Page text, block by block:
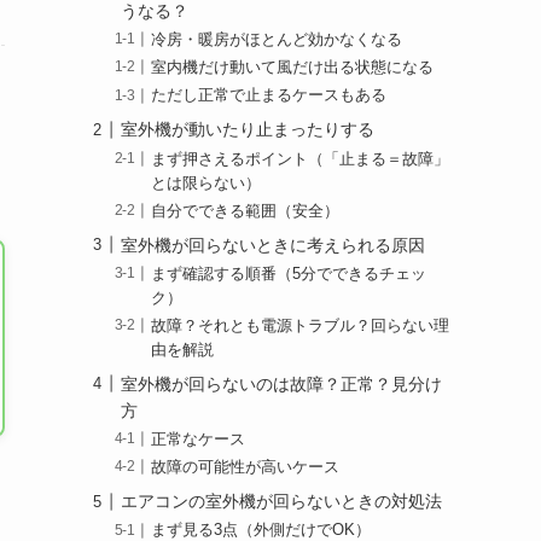
うなる？
冷房・暖房がほとんど効かなくなる
室内機だけ動いて風だけ出る状態になる
ただし正常で止まるケースもある
室外機が動いたり止まったりする
まず押さえるポイント（「止まる＝故障」
とは限らない）
自分でできる範囲（安全）
室外機が回らないときに考えられる原因
まず確認する順番（5分でできるチェッ
ク）
故障？それとも電源トラブル？回らない理
由を解説
室外機が回らないのは故障？正常？見分け
方
正常なケース
故障の可能性が高いケース
エアコンの室外機が回らないときの対処法
まず見る3点（外側だけでOK）